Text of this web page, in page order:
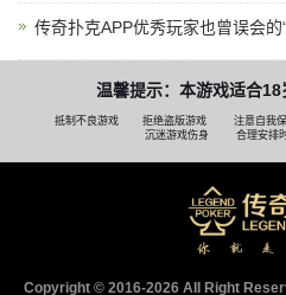
传奇扑克APP优秀玩家也曾误会的
温馨提示：本游戏适合
抵制不良游戏 拒绝盗版游戏 注意自我
沉迷游戏伤身
合理安排
Copyright © 2016-2026 AII Right